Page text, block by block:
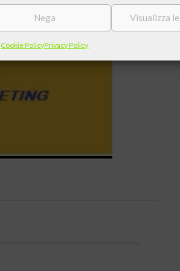
Nega Visualizza
Cookie PolicyPrivacy Policy